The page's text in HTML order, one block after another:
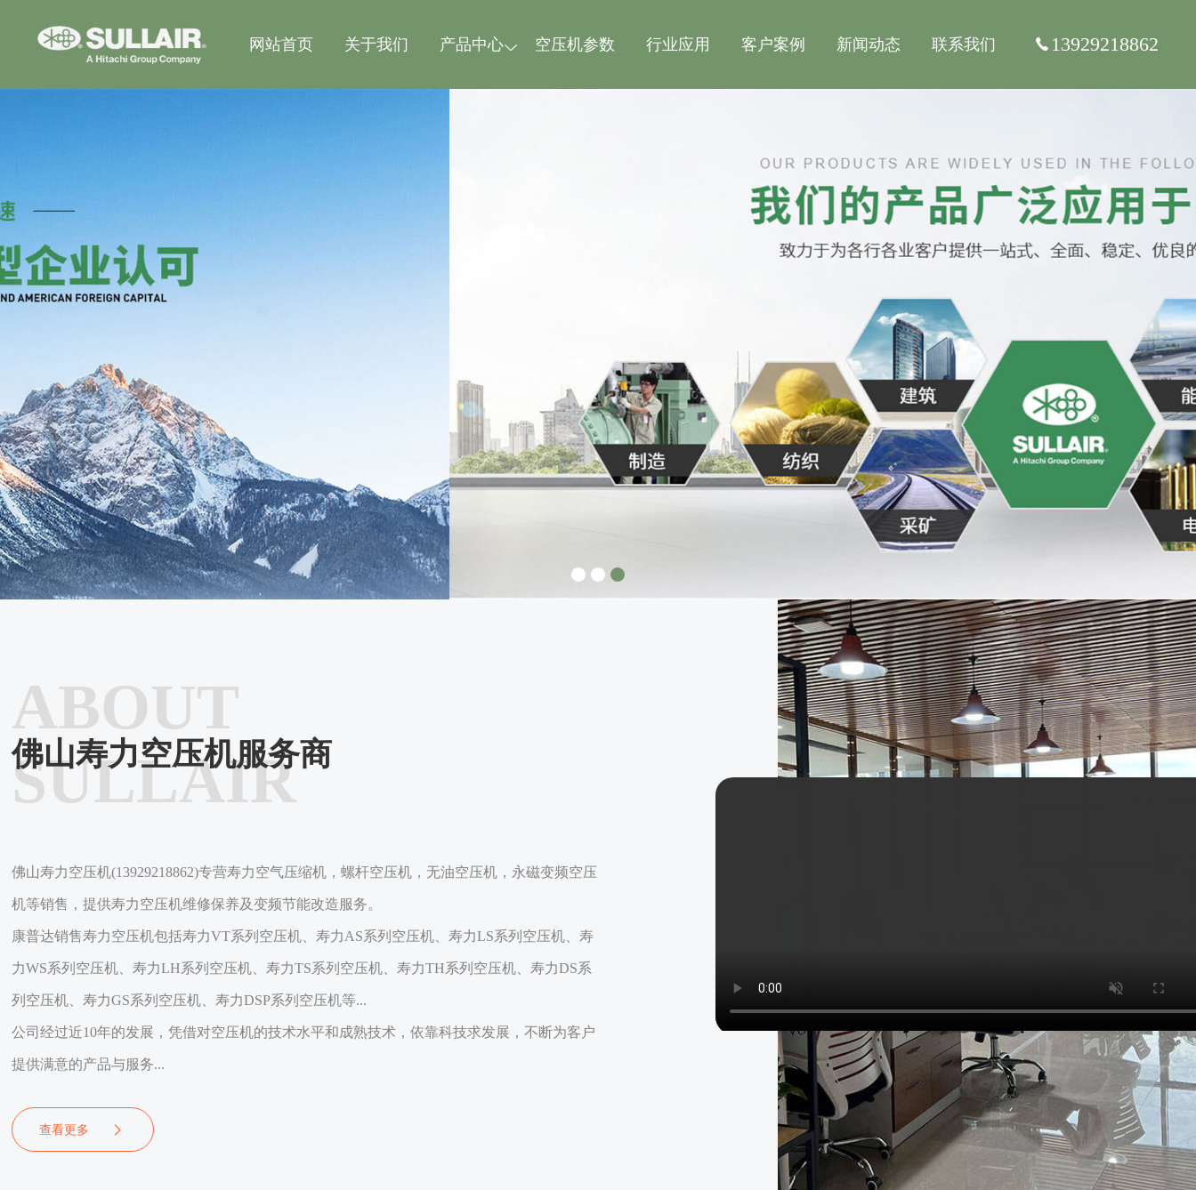
网站首页 关于我们 产品中心 空压机参数 行业应用 客户案例 新闻动态 联系我们 13929218862
ABOUT
SULLAIR
佛山寿力空压机服务商
佛山寿力空压机(13929218862)专营寿力空气压缩机，螺杆空压机，无油空压机，永磁变频空压
机等销售，提供寿力空压机维修保养及变频节能改造服务。
康普达销售寿力空压机包括寿力VT系列空压机、寿力AS系列空压机、寿力LS系列空压机、寿
力WS系列空压机、寿力LH系列空压机、寿力TS系列空压机、寿力TH系列空压机、寿力DS系
列空压机、寿力GS系列空压机、寿力DSP系列空压机等...
公司经过近10年的发展，凭借对空压机的技术水平和成熟技术，依靠科技求发展，不断为客户
提供满意的产品与服务...
查看更多